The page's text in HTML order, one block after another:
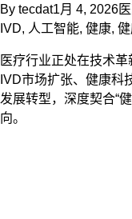
By tecdat1月 4, 2026
IVD, 人工智能, 健康,
医疗行业正处在技术革
IVD市场扩张、健康科
发展转型，深度契合“
向。